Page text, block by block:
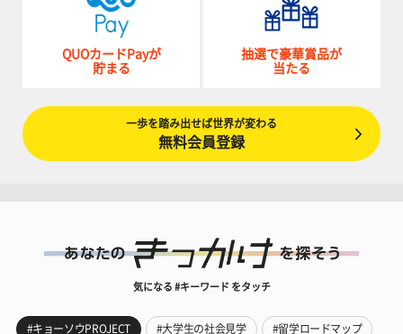
QUOカードPayが
貯まる
抽選で豪華賞品が
当たる
一歩を踏み出せば世界が変わる
無料会員登録
気になる #キーワード をタッチ
#キョーソウPROJECT #大学生の社会見学 #留学ロードマップ